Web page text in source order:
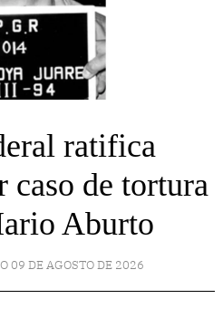
ratifica
caso de tortura
Aburto
09 DE AGOSTO DE 2026